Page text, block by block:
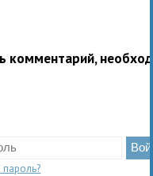
комментарий,